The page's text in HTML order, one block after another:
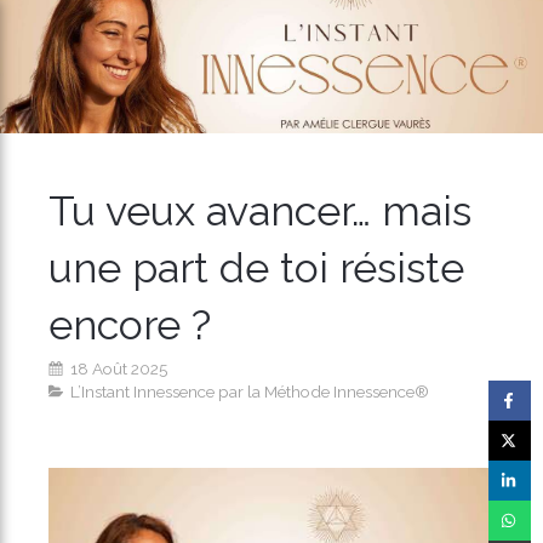
Tu veux avancer… mais
une part de toi résiste
encore ?
18 Août 2025
L’Instant Innessence par la Méthode Innessence®